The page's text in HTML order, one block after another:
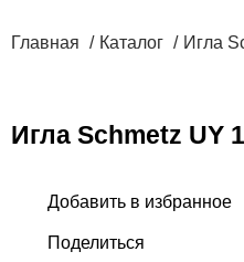
Главная Каталог Игла
Игла Schmetz UY